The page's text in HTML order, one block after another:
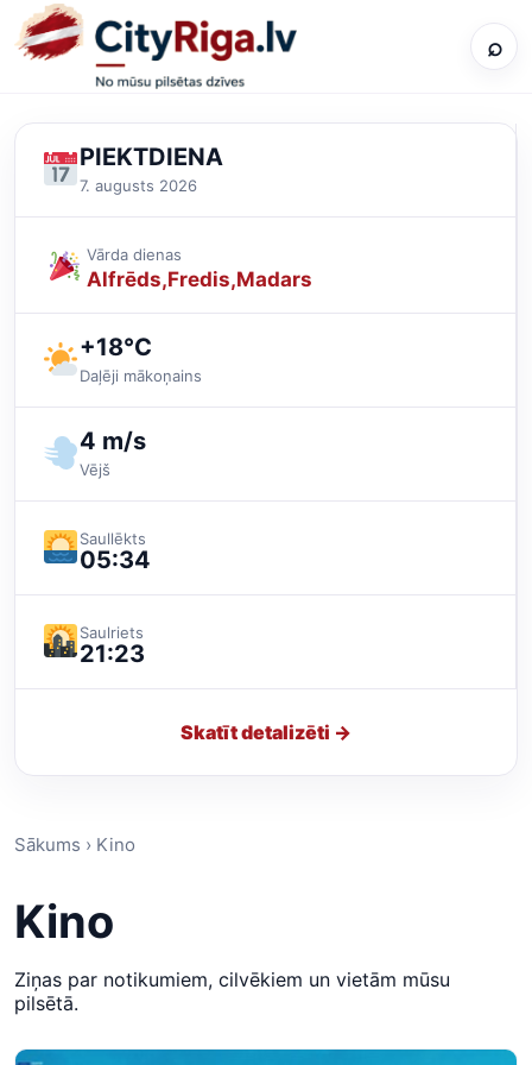
⌕
PIEKTDIENA
7. augusts 2026
Vārda dienas
Alfrēds Fredis Madars
+18°C
Daļēji mākoņains
4 m/s
Vējš
Saullēkts
05:34
Saulriets
21:23
Skatīt detalizēti →
Sākums › Kino
Kino
Ziņas par notikumiem, cilvēkiem un vietām mūsu
pilsētā.